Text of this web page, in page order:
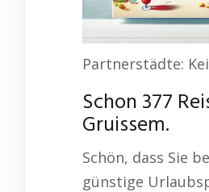
Partnerstädte:
Schon 377
Gruissem.
Schön, dass Sie
günstige